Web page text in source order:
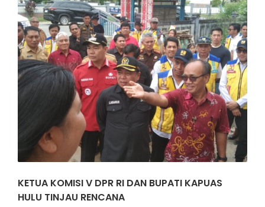
KETUA KOMISI V DPR RI DAN BUPATI KAPUAS
HULU TINJAU RENCANA